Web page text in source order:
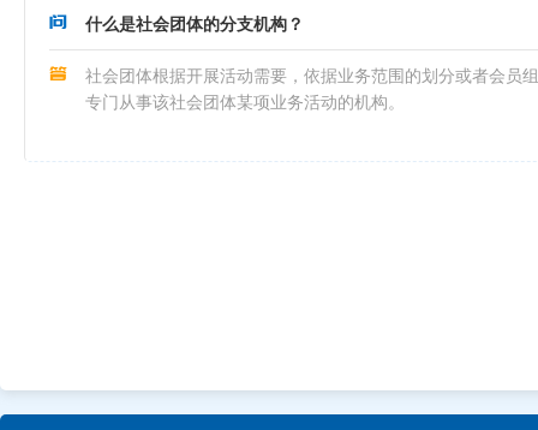
什么是社会团体的分支机构？
社会团体根据开展活动需要，依据业务范围的划分或者会员
专门从事该社会团体某项业务活动的机构。